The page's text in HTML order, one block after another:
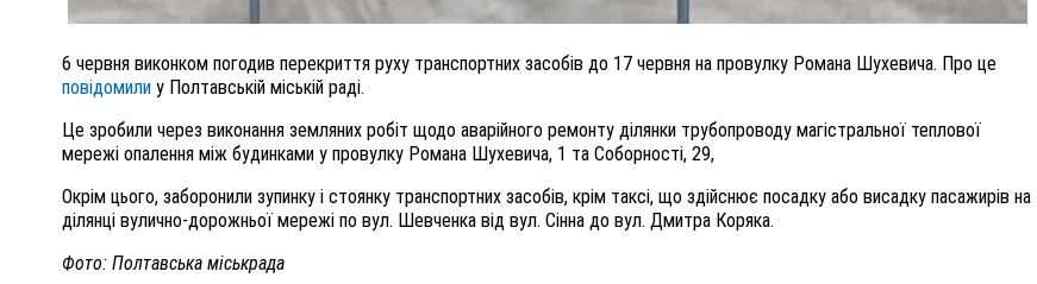
6 червня виконком погодив перекриття руху транспортних засобів до 17 червня на провулку Романа Шухевича. Про це
повідомили у Полтавській міській раді.
Це зробили через виконання земляних робіт щодо аварійного ремонту ділянки трубопроводу магістральної теплової
мережі опалення між будинками у провулку Романа Шухевича, 1 та Соборності, 29,
Окрім цього, заборонили зупинку і стоянку транспортних засобів, крім таксі, що здійснює посадку або висадку пасажирів на
ділянці вулично-дорожньої мережі по вул. Шевченка від вул. Сінна до вул. Дмитра Коряка.
Фото: Полтавська міськрада